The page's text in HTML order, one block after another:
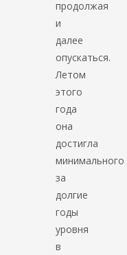
продолжая
и
далее
опускаться.
Летом
этого
года
она
достигла
минимального
за
долгие
годы
уровня
в